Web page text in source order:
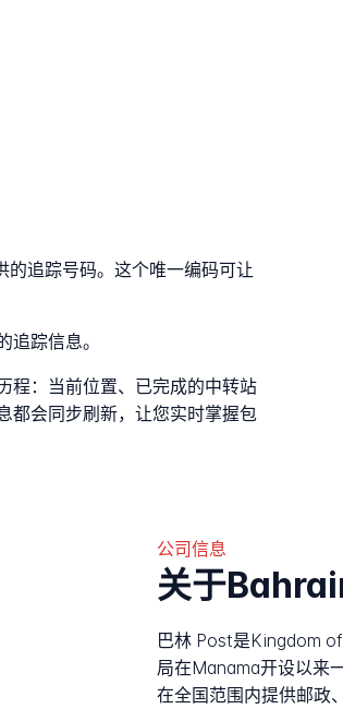
追踪号码。这个唯一编码可让
踪信息。
程：当前位置、已完成的中转站
都会同步刷新，让您实时掌握包
公司信息
关于
巴林 Post是Kingdom
局在Manama开设以来
在全国范围内提供邮政